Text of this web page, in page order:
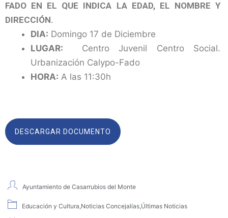
FADO EN EL QUE INDICA LA EDAD, EL NOMBRE Y
DIRECCIÓN.
DIA: Domingo 17 de Diciembre
LUGAR: Centro Juvenil Centro Social.
Urbanización Calypo-Fado
HORA: A las 11:30h
DESCARGAR DOCUMENTO
Ayuntamiento de Casarrubios del Monte
Educación y Cultura,Noticias Concejalías,Últimas Noticias